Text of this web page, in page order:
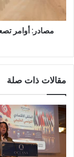
مصادر: أوامر
مقالات ذات صلة